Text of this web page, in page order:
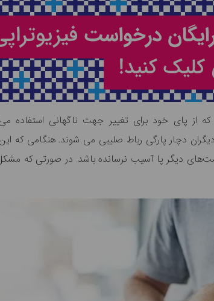
از پای خود برای تغییر جهت ناگهانی استفاده
دچار پارگی رباط صلیبی می شوند. هنگامی که این
دیگر پا آسیب نرسانده باشد. در صورتی که